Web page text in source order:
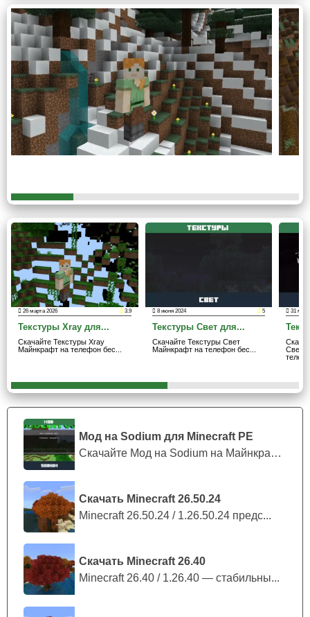
Мод на Sodium для Minecraft PE
Скачайте Мод на Sodium на Майнкрафт П...
Скачать Minecraft 26.50.24
Minecraft 26.50.24 / 1.26.50.24 предс...
Скачать Minecraft 26.40
Minecraft 26.40 / 1.26.40 — стабильны...
Дополнительно
Заметное дополнение от разработчиков заключается в
том, что окна или все стеклянные предметы изящно
пропускает свет всех оттенков насквозь.
Стоит знать, что автор рекомендует выбрать
яркость на уровне 25 во время использования этих
РТХ текстур в Minecraft PE.
После загрузки данного файла с шейдером Стив
получает эксклюзивный ресурс пак с разрешением 32
пикселя и не узнает свой привычный мир.
Точные детали
Создатели данного набора RTXпризваны придать
блочному мире крафтеров больше яркости и
насыщенности.В числе особенностей игроки Minecraft
PE найдутидеально проработанные текстурыи
Загрузив дополнение, пользователи получат
максимальный набор разрешений — 512x. И,
соответственно, все варианты ниже него.
Более того, отличительный внешний вид будет
присутствовать в Верхнем и Нижнем мире Minecraft PE.
Этот пакет однозначно порадует улучшением деталей
вещей, придаст им реалистичности и модифицирует
большинство оттенков.
26 марта 2026 3.9
Текстуры Xray для...
Скачайте Текстуры Xray
Майнкрафт на телефон бес...
8 июня 2024 5
Текстуры Свет для...
Скачайте Текстуры Свет
Майнкрафт на телефон бес...
31 мая